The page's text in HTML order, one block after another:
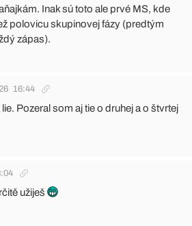
Inak sú toto ale prvé MS, kde
polovicu skupinovej fázy (predtým
zápas).
16:44
Pozeral som aj tie o druhej a o štvrtej
užiješ